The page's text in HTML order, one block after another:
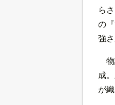
ら
の
強
成
が